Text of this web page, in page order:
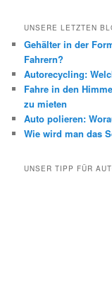
UNSERE LETZTEN
Gehälter in der
Fahrern?
Autorecycling:
Fahre in den
zu mieten
Auto polieren:
Wie wird man das
UNSER TIPP FÜR